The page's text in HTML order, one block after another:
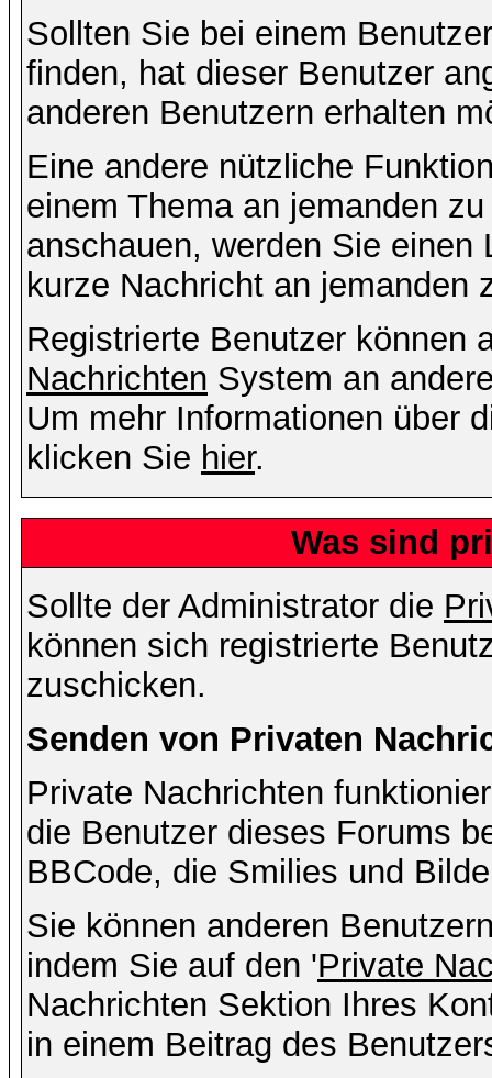
Sollten Sie bei einem
finden, hat dieser Benutzer
anderen Benutzern erhalten
Eine andere nützliche
einem Thema an jemanden
anschauen, werden Sie
kurze Nachricht an jemanden
Registrierte Benutzer können
Nachrichten System an
Um mehr Informationen über
klicken Sie hier.
Was sind
Sollte der Administrator die
können sich registrierte
zuschicken.
Senden von Privaten
Private Nachrichten
die Benutzer dieses Forums
BBCode, die Smilies und
Sie können anderen
indem Sie auf den 'Private
Nachrichten Sektion Ihres
in einem Beitrag des